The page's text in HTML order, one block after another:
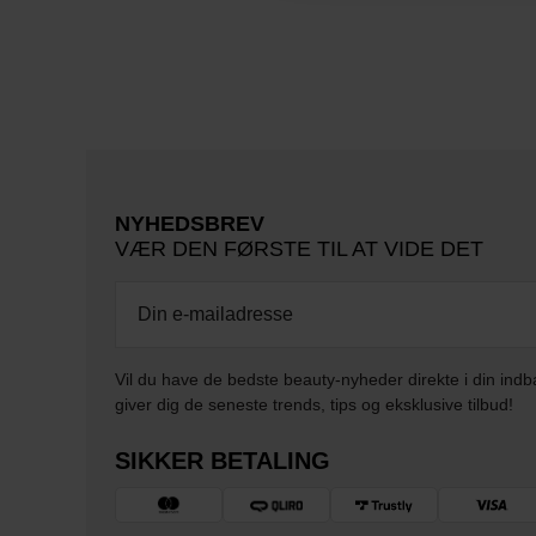
NYHEDSBREV
VÆR DEN FØRSTE TIL AT VIDE DET
Vil du have de bedste beauty-nyheder direkte i din
giver dig de seneste trends, tips og eksklusive tilbud!
SIKKER BETALING